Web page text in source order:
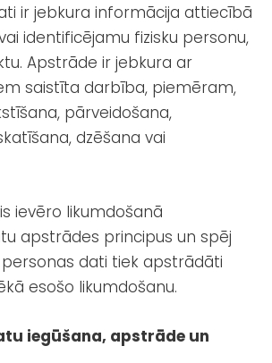
ir jebkura informācija attiecībā
identificējamu fizisku personu,
Apstrāde ir jebkura ar
saistīta darbība, piemēram,
pārveidošana,
dzēšana vai
ievēro likumdošanā
apstrādes principus un spēj
dati tiek apstrādāti
esošo likumdošanu.
iegūšana, apstrāde un